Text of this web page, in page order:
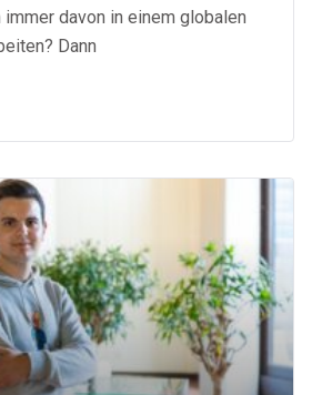
davon in einem globalen
Dann